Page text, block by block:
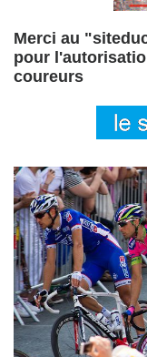
Merci au
pour
coureurs